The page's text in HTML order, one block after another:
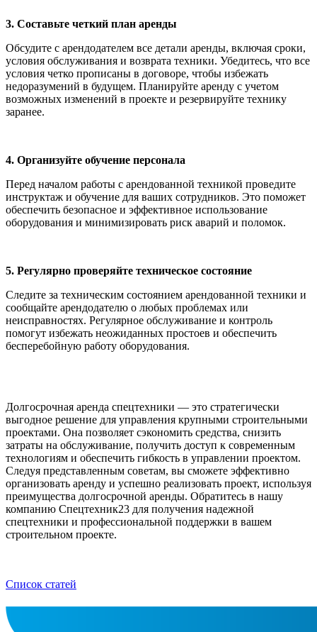
3. Составьте четкий план аренды
Обсудите с арендодателем все детали аренды, включая сроки,
условия обслуживания и возврата техники. Убедитесь, что все
условия четко прописаны в договоре, чтобы избежать
недоразумений в будущем. Планируйте аренду с учетом
возможных изменений в проекте и резервируйте технику
заранее.
4. Организуйте обучение персонала
Перед началом работы с арендованной техникой проведите
инструктаж и обучение для ваших сотрудников. Это поможет
обеспечить безопасное и эффективное использование
оборудования и минимизировать риск аварий и поломок.
5. Регулярно проверяйте техническое состояние
Следите за техническим состоянием арендованной техники и
сообщайте арендодателю о любых проблемах или
неисправностях. Регулярное обслуживание и контроль
помогут избежать неожиданных простоев и обеспечить
бесперебойную работу оборудования.
Долгосрочная аренда спецтехники — это стратегически
выгодное решение для управления крупными строительными
проектами. Она позволяет сэкономить средства, снизить
затраты на обслуживание, получить доступ к современным
технологиям и обеспечить гибкость в управлении проектом.
Следуя представленным советам, вы сможете эффективно
организовать аренду и успешно реализовать проект, используя
преимущества долгосрочной аренды. Обратитесь в нашу
компанию Спецтехник23 для получения надежной
спецтехники и профессиональной поддержки в вашем
строительном проекте.
Список статей